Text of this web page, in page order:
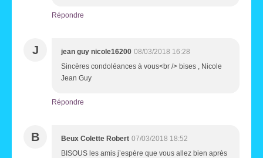
Répondre
J jean guy nicole16200 08/03/2018 16:28
Sincères condoléances à vous<br /> bises , Nicole
Jean Guy
Répondre
B Beux Colette Robert 07/03/2018 18:52
BISOUS les amis j’espère que vous allez bien après